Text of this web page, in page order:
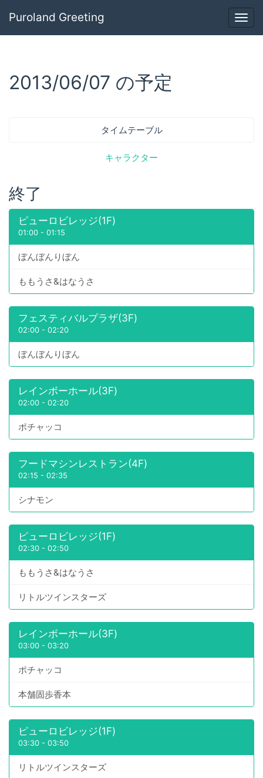
Puroland Greeting
2013/06/07 の予定
タイムテーブル
キャラクター
終了
ピューロビレッジ(1F)
01:00 - 01:15
ぼんぼんりぼん
ももうさ&はなうさ
フェスティバルプラザ(3F)
02:00 - 02:20
ぼんぼんりぼん
レインボーホール(3F)
02:00 - 02:20
ポチャッコ
フードマシンレストラン(4F)
02:15 - 02:35
シナモン
ピューロビレッジ(1F)
02:30 - 02:50
ももうさ&はなうさ
リトルツインスターズ
レインボーホール(3F)
03:00 - 03:20
ポチャッコ
本舗固歩香本
ピューロビレッジ(1F)
03:30 - 03:50
リトルツインスターズ